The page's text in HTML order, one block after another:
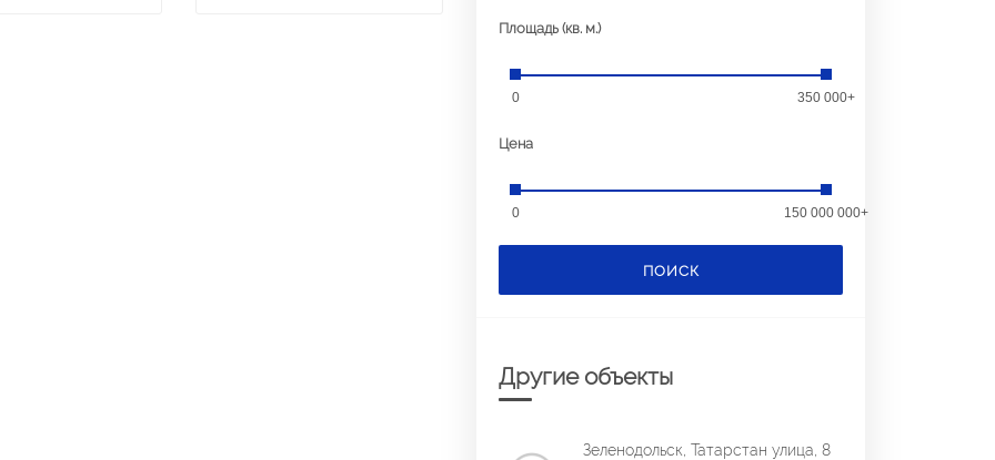
Площадь (кв. м.)
0 350 000+
Цена
0 150 000 000+
ПОИСК
Другие объекты
Зеленодольск, Татарстан улица, 8